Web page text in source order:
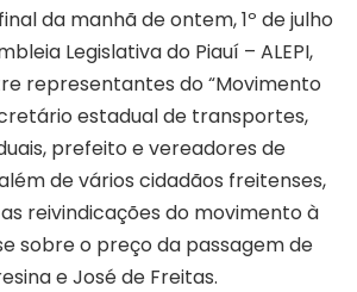
da manhã de ontem, 1º de julho
Legislativa do Piauí – ALEPI,
representantes do “Movimento
estadual de transportes,
prefeito e vereadores de
de vários cidadãos freitenses,
reivindicações do movimento à
sobre o preço da passagem de
e José de Freitas.